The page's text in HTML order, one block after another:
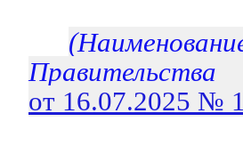
от 16.07.2025 №